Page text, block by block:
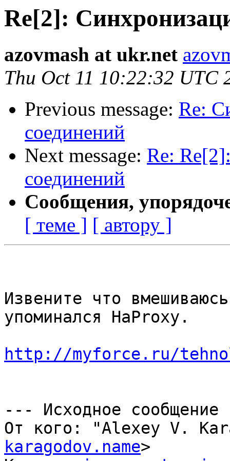
Re[2]:
azovmash at ukr.net
Thu Oct 11 10:22:32 UTC
Previous message: Re:
соединений
Next message: Re:
соединений
Сообщения,
[ теме ] [ автору ]
Извените что
упоминался HaProxy.
http://myforce.ru/
--- Исходное
От кого: "Alexey V.
karagodov.name>